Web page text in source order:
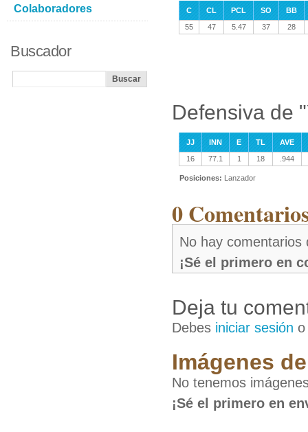
C CL PCL SO
BB
55
47 5.47 37 28
Defensiva de
JJ INN E TL
AVE
16
77.1 1 18 .944
Posiciones: Lanzador
0
No hay comentarios
¡Sé el primero en
Deja tu
Debes iniciar sesión
Imágenes
No tenemos
¡Sé el primero en
Colaboradores
Buscador